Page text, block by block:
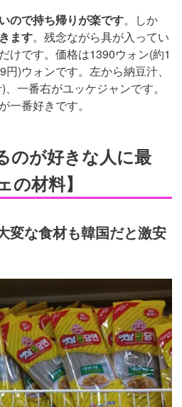
ので持ち帰りが楽です。しか
ます。残念ながら具が入ってい
けです。価格は1390ウォン(約1
)ウォンです。左から納豆汁、
一番右がユッケジャンです。
一番好きです。
のが好きな人に最
の材料】
変な食材も韓国だと激安